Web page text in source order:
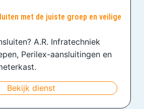
met de juiste groep en veilige
A.R. Infratechniek
Perilex-aansluitingen en
Bekijk dienst